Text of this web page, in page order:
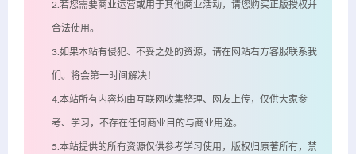
2.若您需要商业运营或用于其他商业活动，请您购买正版授权并
合法使用。
3.如果本站有侵犯、不妥之处的资源，请在网站右方客服联系我
们。将会第一时间解决！
4.本站所有内容均由互联网收集整理、网友上传，仅供大家参
考、学习，不存在任何商业目的与商业用途。
5.本站提供的所有资源仅供参考学习使用，版权归原著所有，禁